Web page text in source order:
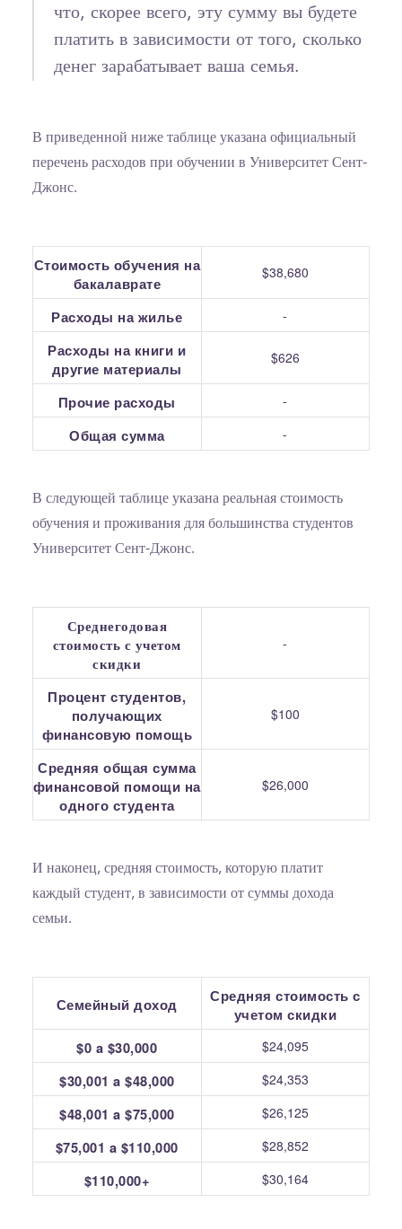
что, скорее всего, эту сумму вы будете
платить в зависимости от того, сколько
денег зарабатывает ваша семья.
В приведенной ниже таблице указана официальный
перечень расходов при обучении в Университет Сент-
Джонс.
Стоимость обучения на
бакалаврате
$38,680
Расходы на жилье -
Расходы на книги и
другие материалы
$626
Прочие расходы -
Общая сумма -
В следующей таблице указана реальная стоимость
обучения и проживания для большинства студентов
Университет Сент-Джонс.
Среднегодовая
стоимость с учетом
скидки
-
Процент студентов,
получающих
финансовую помощь
$100
Средняя общая сумма
финансовой помощи на
одного студента
$26,000
И наконец, средняя стоимость, которую платит
каждый студент, в зависимости от суммы дохода
семьи.
Семейный доход
Средняя стоимость с
учетом скидки
$0 a $30,000
$24,095
$30,001 a $48,000 $24,353
$48,001 a $75,000 $26,125
$75,001 a $110,000 $28,852
$110,000+ $30,164